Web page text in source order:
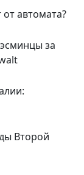
автомата?
за
Второй